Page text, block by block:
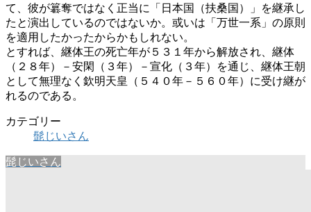
て、彼が簒奪ではなく正当に「日本国（扶桑国）」を継承し
たと演出しているのではないか。或いは「万世一系」の原則
を適用したかったからかもしれない。
とすれば、継体王の死亡年が５３１年から解放され、継体
（２８年）－安閑（３年）－宣化（３年）を通じ、継体王朝
として無理なく欽明天皇（５４０年－５６０年）に受け継が
れるのである。
カテゴリー
髭じいさん
髭じいさん